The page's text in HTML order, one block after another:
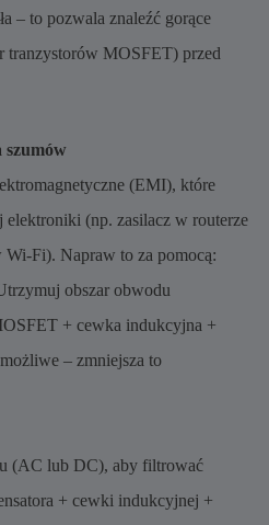
– to pozwala znaleźć gorące
tranzystorów MOSFET) przed
(EMI), które
elektroniki (np. zasilacz w routerze
Fi). Napraw to za pomocą:
obszar obwodu
+ cewka indukcyjna +
– zmniejsza to
(AC lub DC), aby filtrować
+ cewki indukcyjnej +